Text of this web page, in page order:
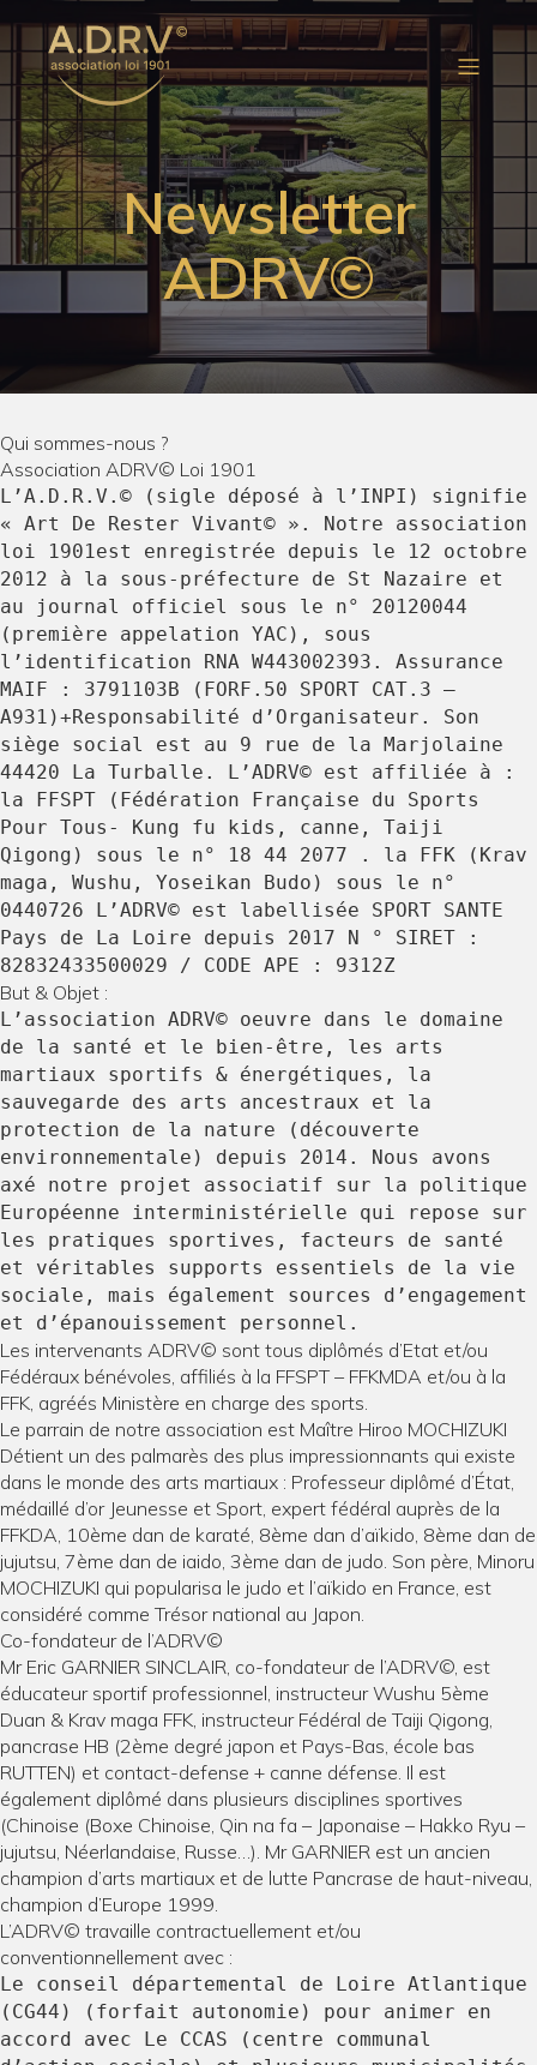
Newsletter
ADRV©
Qui sommes-nous ?
Association ADRV© Loi 1901
L’A.D.R.V.© (sigle déposé à l’INPI) signifie
« Art De Rester Vivant© ». Notre association
loi 1901est enregistrée depuis le 12 octobre
2012 à la sous-préfecture de St Nazaire et
au journal officiel sous le n° 20120044
(première appelation YAC), sous
l’identification RNA W443002393. Assurance
MAIF : 3791103B (FORF.50 SPORT CAT.3 –
A931)+Responsabilité d’Organisateur. Son
siège social est au 9 rue de la Marjolaine
44420 La Turballe. L’ADRV© est affiliée à :
la FFSPT (Fédération Française du Sports
Pour Tous- Kung fu kids, canne, Taiji
Qigong) sous le n° 18 44 2077 . la FFK (Krav
maga, Wushu, Yoseikan Budo) sous le n°
0440726 L’ADRV© est labellisée SPORT SANTE
Pays de La Loire depuis 2017 N ° SIRET :
82832433500029 / CODE APE : 9312Z
But & Objet :
L’association ADRV© oeuvre dans le domaine
de la santé et le bien-être, les arts
martiaux sportifs & énergétiques, la
sauvegarde des arts ancestraux et la
protection de la nature (découverte
environnementale) depuis 2014. Nous avons
axé notre projet associatif sur la politique
Européenne interministérielle qui repose sur
les pratiques sportives, facteurs de santé
et véritables supports essentiels de la vie
sociale, mais également sources d’engagement
et d’épanouissement personnel.
Les intervenants ADRV© sont tous diplômés d’Etat et/ou
Fédéraux bénévoles, affiliés à la FFSPT – FFKMDA et/ou à la
FFK, agréés Ministère en charge des sports.
Le parrain de notre association est Maître Hiroo MOCHIZUKI
Détient un des palmarès des plus impressionnants qui existe
dans le monde des arts martiaux : Professeur diplômé d’État,
médaillé d’or Jeunesse et Sport, expert fédéral auprès de la
FFKDA, 10ème dan de karaté, 8ème dan d’aïkido, 8ème dan de
jujutsu, 7ème dan de iaido, 3ème dan de judo. Son père, Minoru
MOCHIZUKI qui popularisa le judo et l’aïkido en France, est
considéré comme Trésor national au Japon.
Co-fondateur de l’ADRV©
Mr Eric GARNIER SINCLAIR, co-fondateur de l’ADRV©, est
éducateur sportif professionnel, instructeur Wushu 5ème
Duan & Krav maga FFK, instructeur Fédéral de Taiji Qigong,
pancrase HB (2ème degré japon et Pays-Bas, école bas
RUTTEN) et contact-defense + canne défense. Il est
également diplômé dans plusieurs disciplines sportives
(Chinoise (Boxe Chinoise, Qin na fa – Japonaise – Hakko Ryu –
jujutsu, Néerlandaise, Russe…). Mr GARNIER est un ancien
champion d’arts martiaux et de lutte Pancrase de haut-niveau,
champion d’Europe 1999.
L’ADRV© travaille contractuellement et/ou
conventionnellement avec :
Le conseil départemental de Loire Atlantique
(CG44) (forfait autonomie) pour animer en
accord avec Le CCAS (centre communal